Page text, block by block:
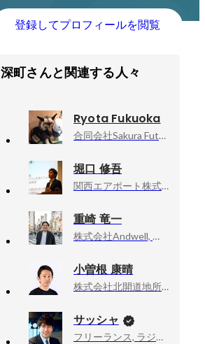
登録してプロフィールを閲覧
深町さんと関連する人々
Ryota Fukuoka
合同会社Sakura Future, 代表社員
堀口 修吾
関西エアポート株式会社, HRBP
重崎 竜一
株式会社Andwell, 代表取締役
小曽根 康晴
株式会社北開道地所, 最高人事責任者 (CHRO)
サッシャ
フリーランス, ラジオDJ・ナビゲーター